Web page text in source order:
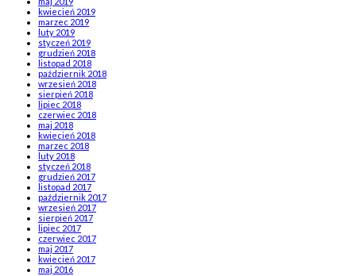
kwiecień 2019
marzec 2019
luty 2019
styczeń 2019
grudzień 2018
listopad 2018
październik 2018
wrzesień 2018
sierpień 2018
lipiec 2018
czerwiec 2018
maj 2018
kwiecień 2018
marzec 2018
luty 2018
styczeń 2018
grudzień 2017
listopad 2017
październik 2017
wrzesień 2017
sierpień 2017
lipiec 2017
czerwiec 2017
maj 2017
kwiecień 2017
maj 2016